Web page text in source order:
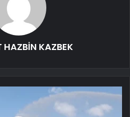
HAZBİN KAZBEK